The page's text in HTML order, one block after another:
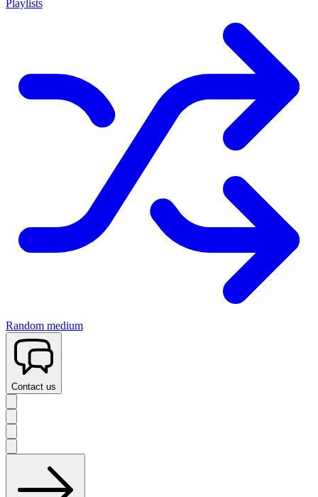
Playlists
Random medium
Contact us